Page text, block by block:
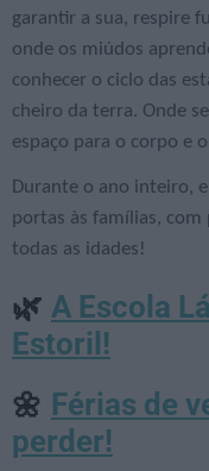
garantir a sua, respire
onde os miúdos
conhecer o ciclo das
cheiro da terra. Onde
espaço para o corpo e
Durante o ano inteiro,
portas às famílias, com
todas as idades!
🌿 A Escola
Estoril!
🌼 Férias de
perder!